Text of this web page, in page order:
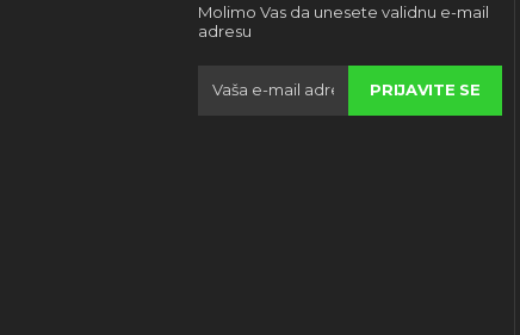
Molimo Vas da unesete validnu e-mail
adresu
PRIJAVITE SE